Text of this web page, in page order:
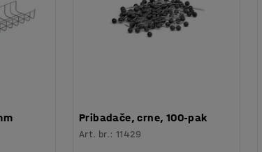
Pribadače, crne, 100-pak
Art. br.:11429